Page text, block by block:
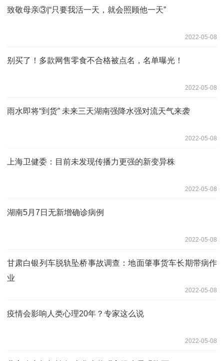
致敬母亲③|“只要我活一天，就会照顾他一天”
2022-05-08
别买了！多款网售零食不合格被点名，名单曝光！
2022-05-08
雨水即将“到货” 未来三天湖南强降水强对流天气来袭
2022-05-08
上海卫健委：目前未发现传播力更强的新变异株
2022-05-08
湖南5月7日无新增确诊病例
2022-05-08
甘肃白银列车脱轨坠桥事故调查：地面肇事货车长期带病作
业
2022-05-08
疫情会影响人类心理20年？专家这么说
2022-05-08